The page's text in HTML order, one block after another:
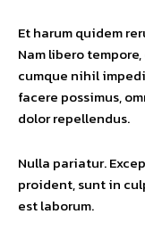
Et harum quidem
Nam libero
cumque nihil
facere possimus,
dolor repellendus.
Nulla pariatur.
proident, sunt in
est laborum.